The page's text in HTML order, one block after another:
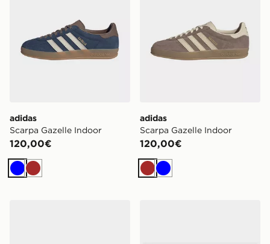
adidas
Scarpa Gazelle Indoor
120,00€
BluMarrone
adidas
Scarpa Gazelle Indoor
120,00€
Marrone
Blu